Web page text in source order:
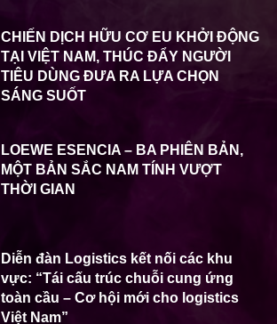
CHIẾN DỊCH HỮU CƠ EU KHỞI ĐỘNG
TẠI VIỆT NAM, THÚC ĐẨY NGƯỜI
TIÊU DÙNG ĐƯA RA LỰA CHỌN
SÁNG SUỐT
LOEWE ESENCIA – BA PHIÊN BẢN,
MỘT BẢN SẮC NAM TÍNH VƯỢT
THỜI GIAN
Diễn đàn Logistics kết nối các khu
vực: “Tái cấu trúc chuỗi cung ứng
toàn cầu – Cơ hội mới cho logistics
Việt Nam”